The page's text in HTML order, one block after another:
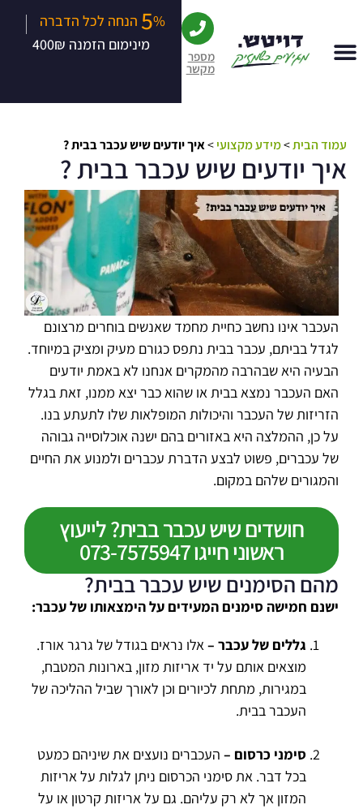
מספר
מקשר
5% הנחה לכל הדברה |
מינימום הזמנה 400₪
עמוד הבית>מידע מקצועי>איך יודעים שיש עכבר בבית ?
איך יודעים שיש עכבר בבית ?
העכבר אינו נחשב כחיית מחמד שאנשים בוחרים מרצונם
לגדל בביתם, עכבר בבית נתפס כגורם מעיק ומציק במיוחד.
הבעיה היא שבהרבה מהמקרים אנחנו לא באמת יודעים
האם העכבר נמצא בבית או שהוא כבר יצא ממנו, זאת בגלל
הזריזות של העכבר והיכולות המופלאות שלו לתעתע בנו.
על כן, ההמלצה היא באזורים בהם ישנה אוכלוסייה גבוהה
של עכברים, פשוט לבצע הדברת עכברים ולמנוע את החיים
והמגורים שלהם במקום.
חושדים שיש עכבר בבית? לייעוץ
ראשוני חייגו 073-7575947
מהם הסימנים שיש עכבר בבית?
ישנם חמישה סימנים המעידים על הימצאותו של עכבר:
גללים של עכבר –אלו נראים בגודל של גרגר אורז.
מוצאים אותם על יד אריזות מזון, בארונות המטבח,
במגירות, מתחת לכיורים וכן לאורך שביל ההליכה של
העכבר בבית.
סימני כרסום – העכברים נועצים את שיניהם כמעט
בכל דבר. את סימני הכרסום ניתן לגלות על אריזות
המזון אך לא רק עליהם. גם על אריזות קרטון או על